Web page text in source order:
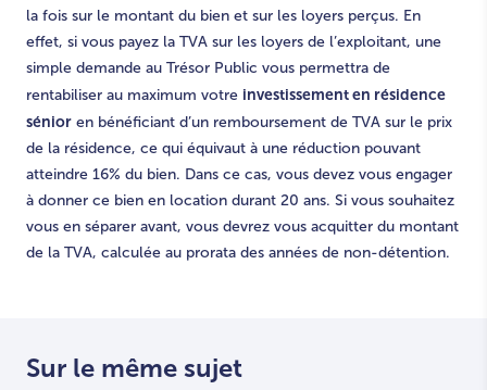
la fois sur le montant du bien et sur les loyers perçus. En
effet, si vous payez la TVA sur les loyers de l’exploitant, une
simple demande au Trésor Public vous permettra de
rentabiliser au maximum votre investissement en résidence
sénior en bénéficiant d’un remboursement de TVA sur le prix
de la résidence, ce qui équivaut à une réduction pouvant
atteindre 16% du bien. Dans ce cas, vous devez vous engager
à donner ce bien en location durant 20 ans. Si vous souhaitez
vous en séparer avant, vous devrez vous acquitter du montant
de la TVA, calculée au prorata des années de non-détention.
Sur le même sujet